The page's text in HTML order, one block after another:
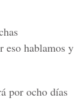
eso hablamos y
por ocho días